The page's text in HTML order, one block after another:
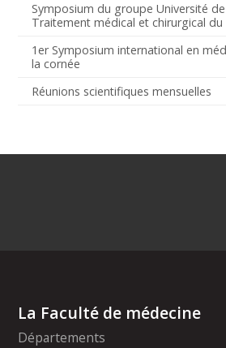
Symposium du groupe Université
Traitement médical et chirurgical du
1er Symposium international en
la cornée
Réunions scientifiques mensuelles
La Faculté de médecine
Départements